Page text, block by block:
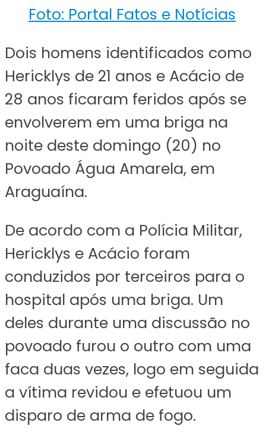
Foto: Portal Fatos e Notícias
Dois homens identificados como
Hericklys de 21 anos e Acácio de
28 anos ficaram feridos após se
envolverem em uma briga na
noite deste domingo (20) no
Povoado Água Amarela, em
Araguaína.
De acordo com a Polícia Militar,
Hericklys e Acácio foram
conduzidos por terceiros para o
hospital após uma briga. Um
deles durante uma discussão no
povoado furou o outro com uma
faca duas vezes, logo em seguida
a vítima revidou e efetuou um
disparo de arma de fogo.